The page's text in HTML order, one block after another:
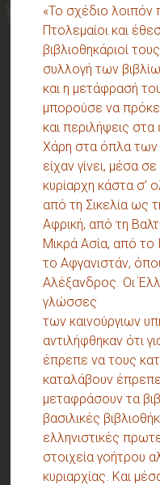
«Το σχέδιο λοιπόν
Πτολεμαίοι και
βιβλιοθηκάριοί
συλλογή των
και η μετάφρασή
μπορούσε να
και περιλήψεις στα
Χάρη στα όπλα
είχαν γίνει, μέσα
κυρίαρχη κάστα σ’
από τη Σικελία ως
Αφρική, από τη
Μικρά Ασία, από το
το Αφγανιστάν,
Αλέξανδρος. Οι
γλώσσες
των καινούργιων
αντιλήφθηκαν ότι
έπρεπε να τους
καταλάβουν
μεταφράσουν τα
βασιλικές
ελληνιστικές
στοιχεία γοήτρου
κυριαρχίας. Και